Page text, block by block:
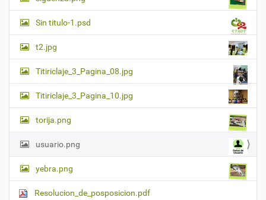
Sin titulo-1.psd
t2.jpg
Titiriclaje_3_Pagina_08.jpg
Titiriclaje_3_Pagina_10.jpg
torija.png
usuario.png
yebra.png
Resolucion_de_posposicion.pdf